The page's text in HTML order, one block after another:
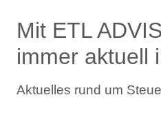
Mit ETL
immer aktuell
Aktuelles rund um